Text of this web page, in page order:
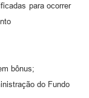
para ocorrer
bônus;
do Fundo